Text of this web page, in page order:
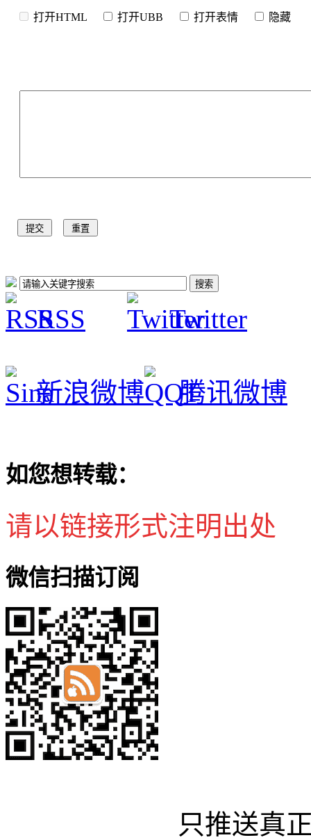
打开HTML 打开UBB 打开表情 隐
RSS Twitter
新浪微博 腾讯微博
如您想转载：
请以链接形式注明出处
微信扫描订阅
只推送真